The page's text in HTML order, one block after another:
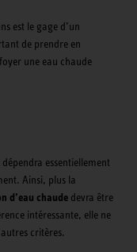
est le gage d’un
de prendre en
une eau chaude
dépendra essentiellement
Ainsi, plus la
d’eau chaude devra être
intéressante, elle ne
critères.